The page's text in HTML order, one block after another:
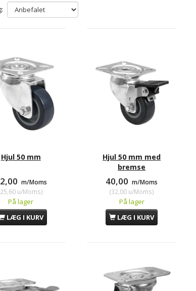
u/Moms)
Hjul 50 mm
m/Moms
25,60 u/Moms)
På lager
LÆG I KURV
Hjul 50 mm med
bremse
40,00 m/Moms
(32,00u/Moms)
På lager
LÆG I KURV